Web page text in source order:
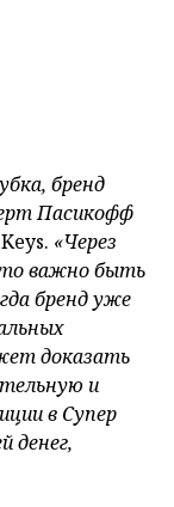
бренд
Пасикофф
«Через
важно быть
бренд уже
доказать
и
в Супер
денег,